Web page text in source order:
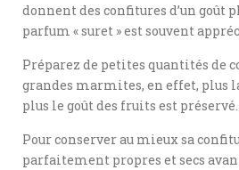
donnent des confitures d’un goût
parfum « suret » est souvent
Préparez de petites quantités de
grandes marmites, en effet, plus
plus le goût des fruits est préservé.
Pour conserver au mieux sa
parfaitement propres et secs